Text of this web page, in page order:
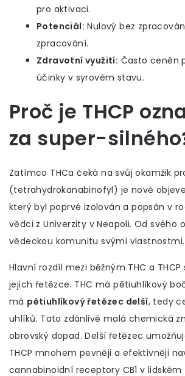
pro aktivaci.
Potenciál: Nulový bez
zpracování.
Zdravotní využití: Často ceněn
účinky v syrovém stavu.
Proč je THCP
za super-
Zatímco THCa čeká na svůj okamžik
(tetrahydrokanabinofyl) je nově
který byl poprvé izolován a popsán v
vědci z Univerzity v Neapoli. Od svého
vědeckou komunitu svými vlastnostmi.
Hlavní rozdíl mezi běžným THC a
jejich řetězce. THC má pětiuhlíkový
má pětiuhlíkový řetězec delší, tedy
uhlíků. Tato zdánlivě malá chemická
obrovský dopad. Delší řetězec
THCP mnohem pevněji a efektivněji
cannabinoidní receptory CB1 v lidském